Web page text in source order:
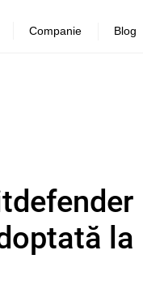
Companie Blog
la